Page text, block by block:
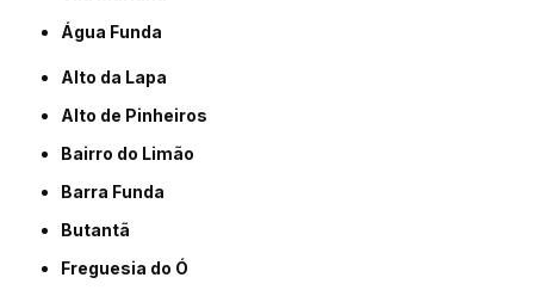
Água Funda
Alto da Lapa
Alto de Pinheiros
Bairro do Limão
Barra Funda
Butantã
Freguesia do Ó